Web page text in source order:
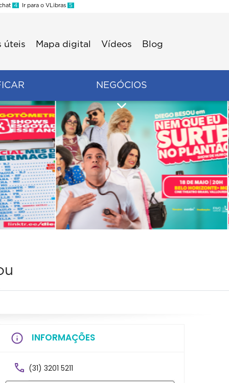
4 Ir para o VLibras 5
úteis Mapa digital Vídeos Blog
NEGÓCIOS
INFORMAÇÕES
(31) 3201 5211